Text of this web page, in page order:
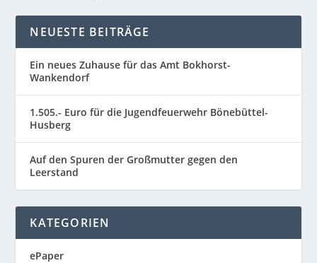
NEUESTE BEITRÄGE
Ein neues Zuhause für das Amt Bokhorst-
Wankendorf
1.505.- Euro für die Jugendfeuerwehr Bönebüttel-
Husberg
Auf den Spuren der Großmutter gegen den
Leerstand
KATEGORIEN
ePaper